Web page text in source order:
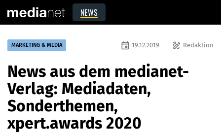
NEWS
MARKETING & MEDIA draw Redaktion
event 19.12.2019
News aus dem medianet-
Verlag: Mediadaten,
Sonderthemen,
xpert.awards 2020